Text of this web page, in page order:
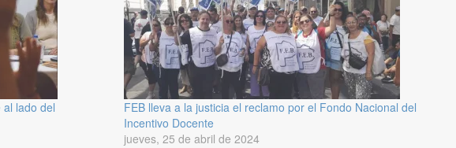
al lado del
FEB lleva a la justicia el reclamo por el Fondo Nacional del
Incentivo Docente
jueves, 25 de abril de 2024